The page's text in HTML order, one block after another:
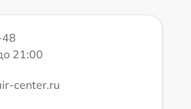
21:00
center.ru